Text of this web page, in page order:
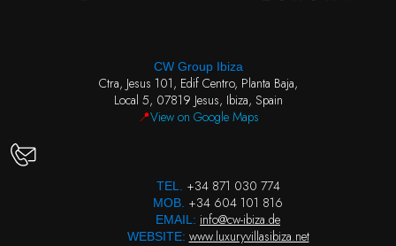
CW Group Ibiza
Ctra, Jesus 101, Edif Centro, Planta Baja,
Local 5, 07819 Jesus, Ibiza, Spain
📍View on Google Maps
TEL. +34 871 030 774
MOB. +34 604 101 816
EMAIL: info@cw-ibiza.de
WEBSITE: www.luxuryvillasibiza.net